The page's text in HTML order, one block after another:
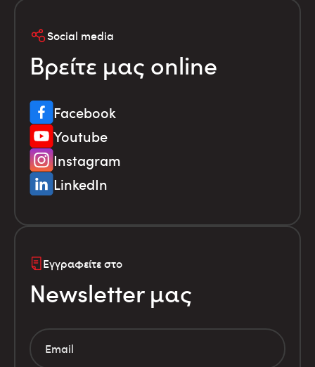
Social media
Βρείτε μας online
Facebook
Youtube
Instagram
LinkedIn
Εγγραφείτε στο
Newsletter μας